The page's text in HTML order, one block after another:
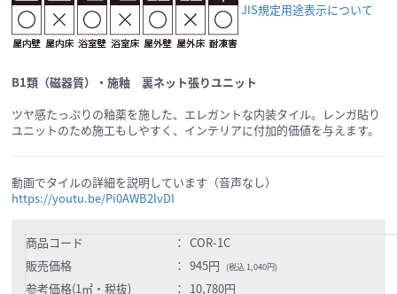
JIS規定用途表示について
B1類（磁器質）・施釉 裏ネット張りユニット
ツヤ感たっぷりの釉薬を施した、エレガントな内装タイル。レンガ貼り
ユニットのため施工もしやすく、インテリアに付加的価値を与えます。
動画でタイルの詳細を説明しています（音声なし）
https://youtu.be/Pi0AWB2lvDI
商品コード ： COR-1C
販売価格
： 945円 (税込 1,040円)
参考価格(1㎡・税抜) ： 10,780円